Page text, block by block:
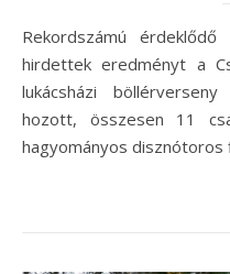
Rekordszámú érdeklődő és parádés hangulat mellett
hirdettek eredményt a
lukácsházi
hozott, összesen 11
hagyományos